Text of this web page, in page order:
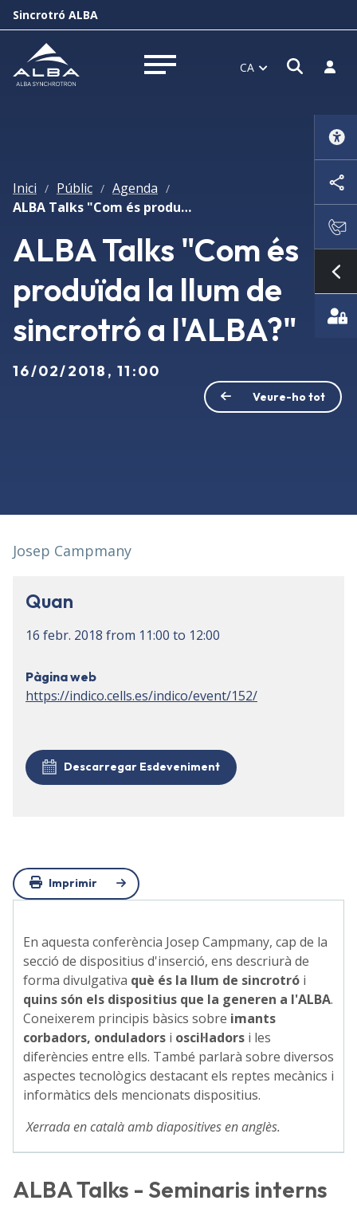
Sincrotró ALBA
Obrir menú CA Obrir
Inici / Públic / Agenda /
ALBA Talks "Com és produïda la llum de sincrotró a l'ALBA?"
ALBA Talks "Com és
produïda la llum de
sincrotró a l'ALBA?"
16/02/2018, 11:00
Veure-ho tot
Josep Campmany
Quan
16 febr. 2018 from 11:00 to 12:00
Pàgina web
https://indico.cells.es/indico/event/152/
Descarregar Esdeveniment
Imprimir
En aquesta conferència Josep Campmany, cap de la
secció de dispositius d'inserció, ens descriurà de
forma divulgativa què és la llum de sincrotró i
quins són els dispositius que la generen a l'ALBA.
Coneixerem principis bàsics sobre imants
corbadors, onduladors i oscil·ladors i les
diferències entre ells. També parlarà sobre diversos
aspectes tecnològics destacant els reptes mecànics i
informàtics dels mencionats dispositius.
Xerrada en català amb diapositives en anglès.
ALBA Talks - Seminaris interns